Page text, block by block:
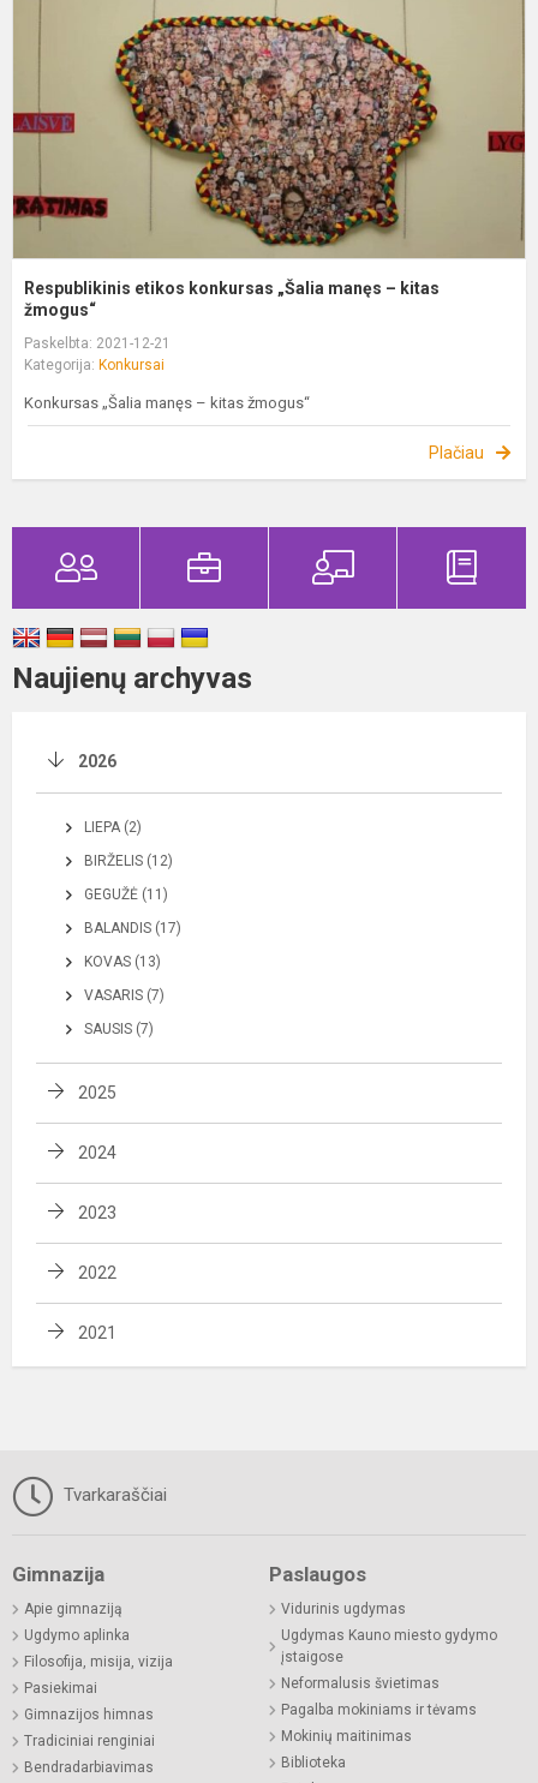
Respublikinis etikos konkursas „Šalia manęs – kitas
žmogus“
Paskelbta: 2021-12-21
Kategorija: Konkursai
Konkursas „Šalia manęs – kitas žmogus“
Plačiau
Naujienų archyvas
2026
LIEPA (2)
BIRŽELIS (12)
GEGUŽĖ (11)
BALANDIS (17)
KOVAS (13)
VASARIS (7)
SAUSIS (7)
2025
2024
2023
2022
2021
Tvarkaraščiai
Gimnazija
Apie gimnaziją
Ugdymo aplinka
Filosofija, misija, vizija
Pasiekimai
Gimnazijos himnas
Tradiciniai renginiai
Bendradarbiavimas
Paslaugos
Vidurinis ugdymas
Ugdymas Kauno miesto gydymo
įstaigose
Neformalusis švietimas
Pagalba mokiniams ir tėvams
Mokinių maitinimas
Biblioteka